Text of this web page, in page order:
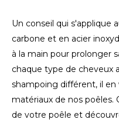
Un conseil qui s'applique
carbone et en acier
à la main pour prolonger
chaque type de cheveux
shampoing différent, il
matériaux de nos poêles.
de votre poêle et